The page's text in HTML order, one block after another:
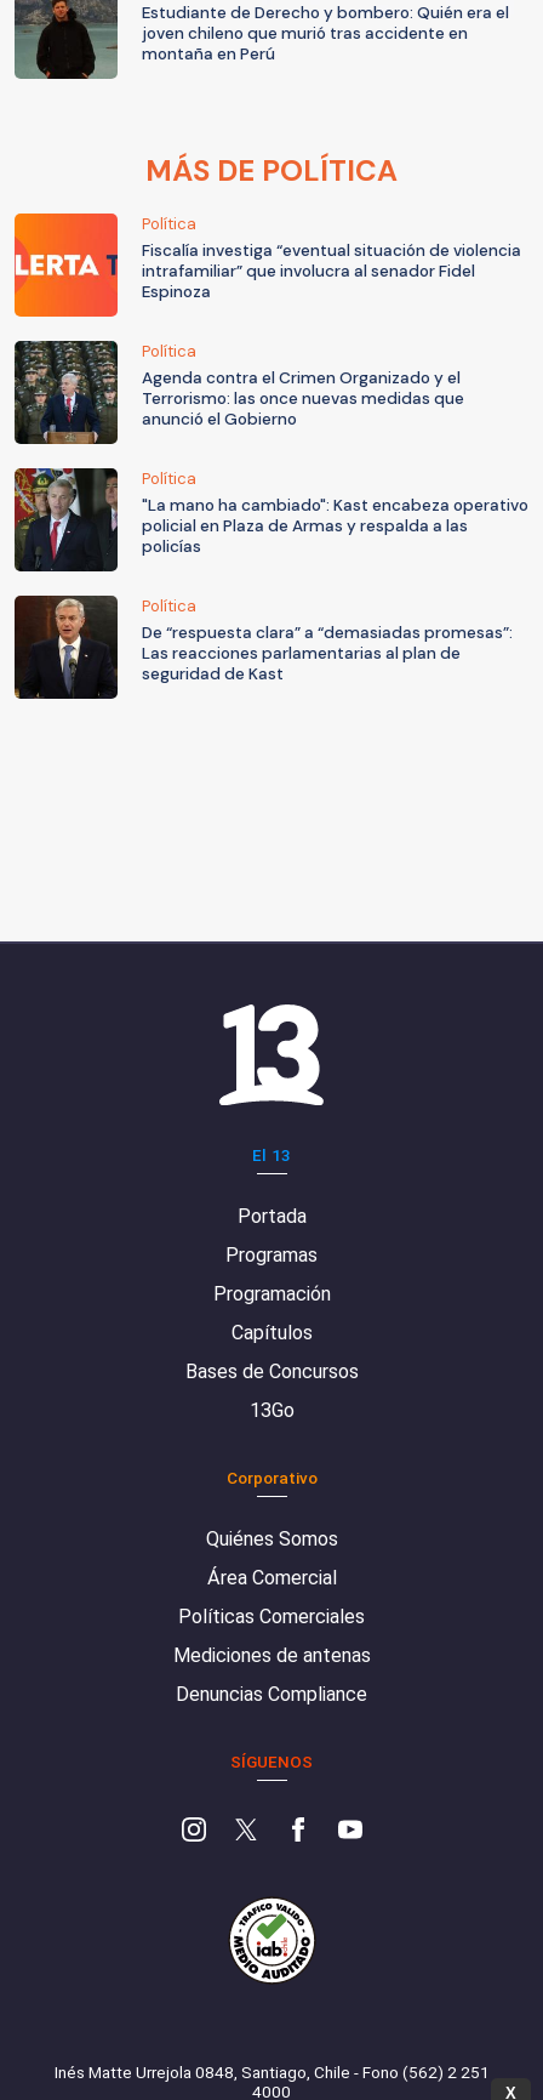
Estudiante de Derecho y bombero: Quién era el
joven chileno que murió tras accidente en
montaña en Perú
MÁS DE POLÍTICA
Política
Fiscalía investiga “eventual situación de violencia
intrafamiliar” que involucra al senador Fidel
Espinoza
Política
Agenda contra el Crimen Organizado y el
Terrorismo: las once nuevas medidas que
anunció el Gobierno
Política
"La mano ha cambiado": Kast encabeza operativo
policial en Plaza de Armas y respalda a las
policías
Política
De “respuesta clara” a “demasiadas promesas”:
Las reacciones parlamentarias al plan de
seguridad de Kast
El 13
Portada
Programas
Programación
Capítulos
Bases de Concursos
13Go
Corporativo
Quiénes Somos
Área Comercial
Políticas Comerciales
Mediciones de antenas
Denuncias Compliance
SÍGUENOS
Inés Matte Urrejola 0848, Santiago, Chile - Fono (562) 2 251
4000
X